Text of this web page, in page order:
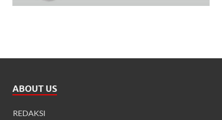
ABOUT US
REDAKSI